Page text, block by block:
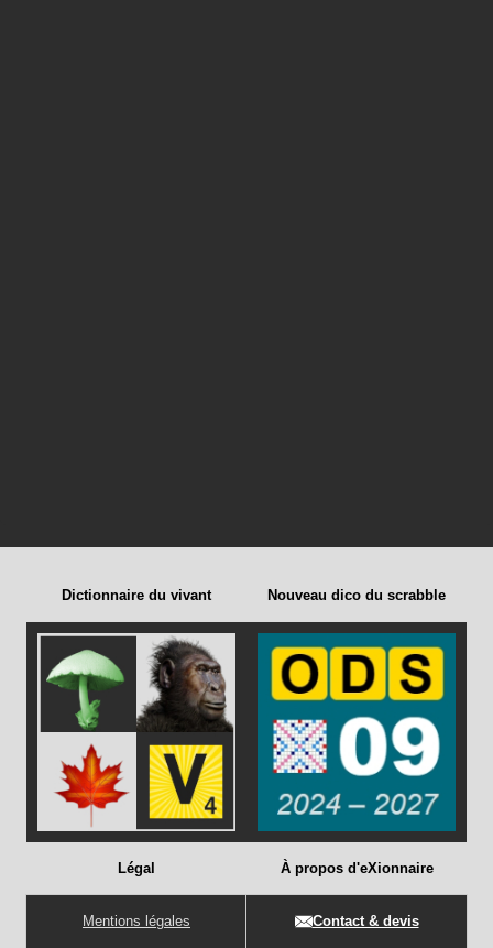
Dictionnaire du vivant Nouveau dico du scrabble
Légal
Mentions légales
À propos d'eXionnaire
Contact & devis